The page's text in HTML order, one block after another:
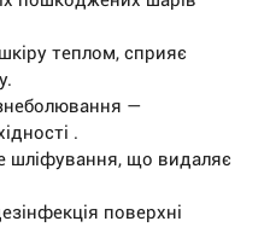
теплом, сприяє
—
.
шліфування, що видаляє
поверхні